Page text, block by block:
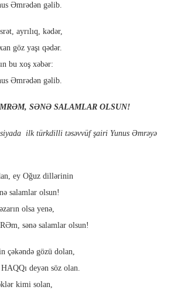
Əmrədən gəlib.
ayrılıq, kədər,
göz yaşı qədər.
bu xoş xəbər:
Əmrədən gəlib.
SƏNƏ SALAMLAR OLSUN!
ilk türkdilli təsəvvüf şairi Yunus Əmrəyə
ey Oğuz dillərinin
salamlar olsun!
olsa yenə,
sənə salamlar olsun!
gözü dolan,
deyən söz olan.
kimi solan,